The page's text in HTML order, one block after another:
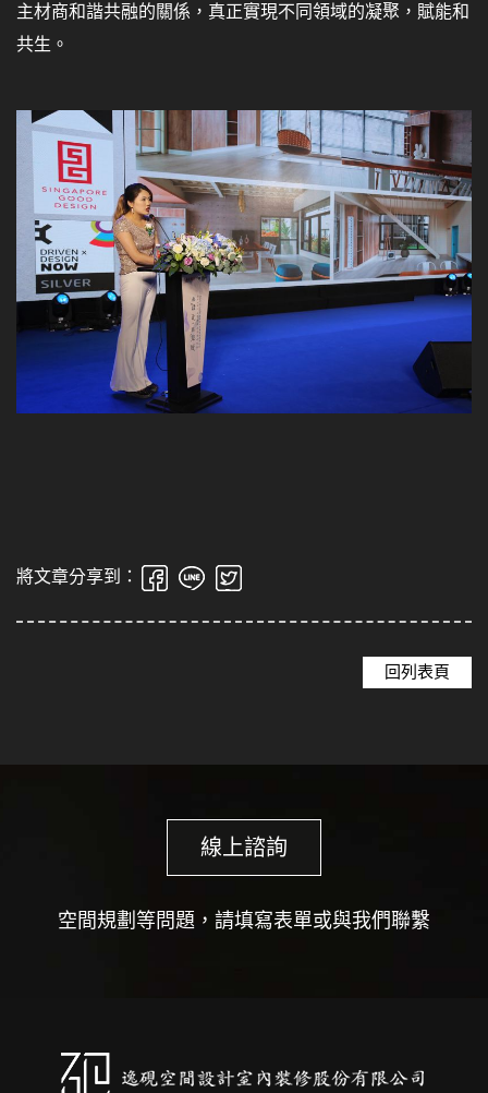
主材商和諧共融的關係，真正實現不同領域的凝聚，賦能和
共生。
將文章分享到：
回列表頁
線上諮詢
空間規劃等問題，請填寫表單或與我們聯繫